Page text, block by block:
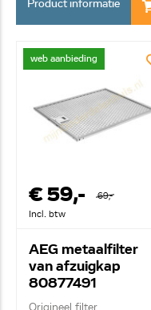
Product informatie
web aanbieding
€ 59,-
69,-
Incl. btw
AEG metaalfilter
van afzuigkap
80877491
Origineel filter